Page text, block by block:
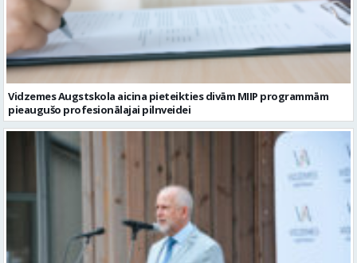
Vidzemes Augstskola aicina pieteikties divām MIIP programmām
pieaugušo profesionālajai pilnveidei